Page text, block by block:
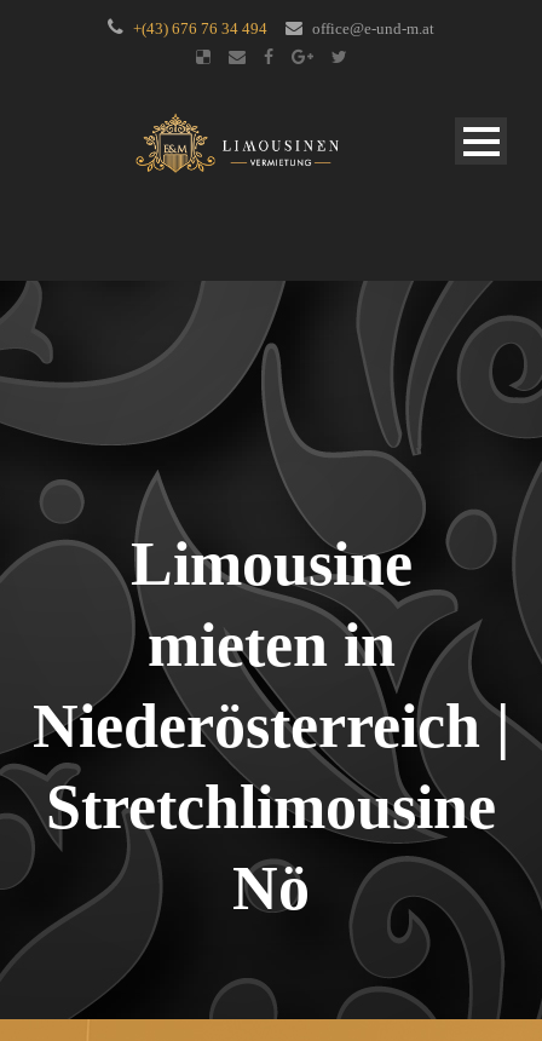
+(43) 676 76 34 494 office@e-und-m.at
Limousine
mieten in
Niederösterreich |
Stretchlimousine
Nö